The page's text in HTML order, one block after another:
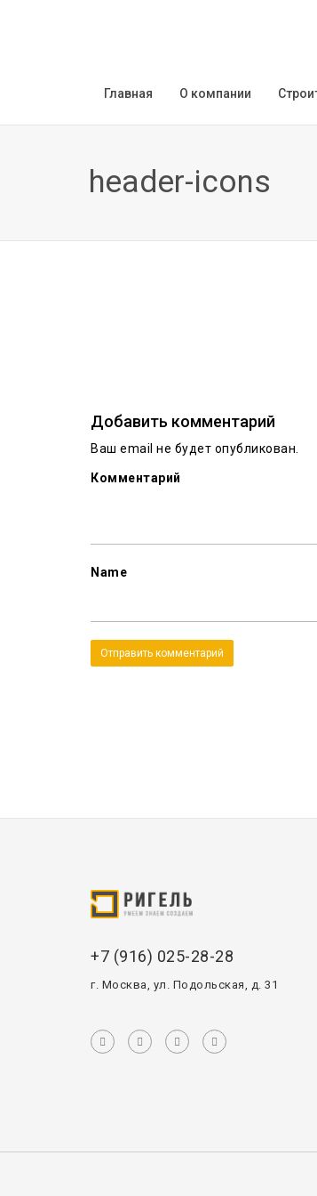
Главная О компании
header-icons
Добавить комментарий
Ваш email не будет опубликован.
Комментарий
Name
+7 (916) 025-28-28
г. Москва, ул. Подольская, д. 31